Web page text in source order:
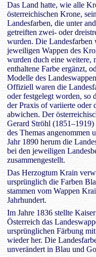
Das Land hatte, wie alle
österreichischen Krone,
Landesfarben, die unter
getreiften zwei- oder
wurden. Die Landesfarben
jeweiligen Wappen des
wurden duch eine weitere,
enthaltene Farbe ergänzt,
Modelle des
Offiziell waren die
oder festgelegt worden, so
der Praxis of variierte oder
abwichen. Der
Gerard Ströhl
des Themas angenommen
Jahr 1890 herum die
bei den jeweiligen
zusammengestellt.
Das Herzogtum Krain
ursprünglich die Farben
stammen vom Wappen
Jahrhundert.
Im Jahre 1836 stellte
Österreich das
ursprünglichen Färbung
wieder her. Die
unverändert in Blau und